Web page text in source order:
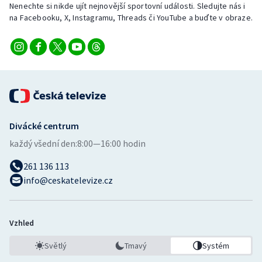
Stolní tenis
Triatlon
Vodní slalom
Volejbal
Ostatní
Nenechte si nikde ujít nejnovější sportovní události. Sledujte nás i
na Facebooku, X, Instagramu, Threads či YouTube a buďte v obraze.
Divácké centrum
každý všední den:8:00—16:00 hodin
261 136 113
info@ceskatelevize.cz
Vzhled
Světlý Tmavý Systém